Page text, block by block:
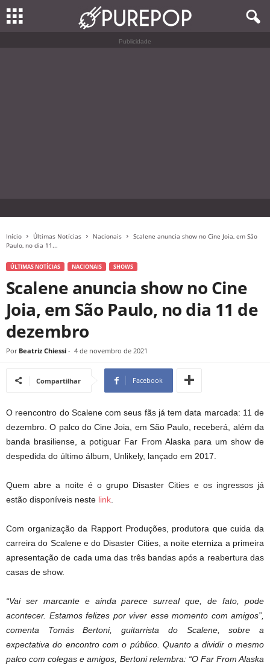
Publicidade
Início Últimas Notícias Nacionais
Scalene anuncia show no Cine Joia, em São
Paulo, no dia 11...
ÚLTIMAS NOTÍCIAS NACIONAIS SHOWS
Scalene anuncia show no Cine
Joia, em São Paulo, no dia 11 de
dezembro
Por Beatriz Chiessi - 4 de novembro de 2021
Compartilhar Facebook
O reencontro do Scalene com seus fãs já tem data marcada: 11 de
dezembro. O palco do Cine Joia, em São Paulo, receberá, além da
banda brasiliense, a potiguar Far From Alaska para um show de
despedida do último álbum, Unlikely, lançado em 2017.
Quem abre a noite é o grupo Disaster Cities e os ingressos já
estão disponíveis neste link
Com organização da Rapport Produções, produtora que cuida da
carreira do Scalene e do Disaster Cities, a noite eterniza a primeira
apresentação de cada uma das três bandas após a reabertura das
casas de show.
“Vai ser marcante e ainda parece surreal que, de fato, pode
acontecer. Estamos felizes por viver esse momento com amigos”,
comenta Tomás Bertoni, guitarrista do Scalene, sobre a
expectativa do encontro com o público. Quanto a dividir o mesmo
palco com colegas e amigos, Bertoni relembra: “O Far From Alaska